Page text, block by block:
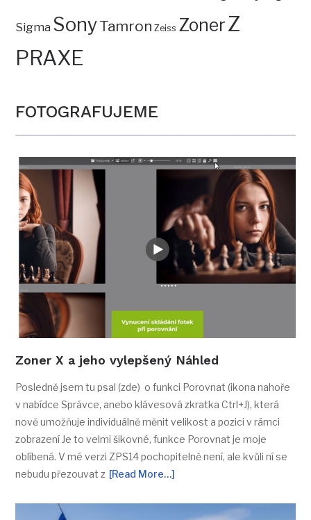
Sigma SonyTamron Zeiss ZonerZ
PRAXE
FOTOGRAFUJEME
Zoner X a jeho vylepšený Náhled
Posledně jsem tu psal (zde) o funkci Porovnat (ikona nahoře
v nabídce Správce, anebo klávesová zkratka Ctrl+J), která
nově umožňuje individuálně měnit velikost a pozici v rámci
zobrazení Je to velmi šikovné, funkce Porovnat je moje
oblíbená. V mé verzi ZPS14 pochopitelně není, ale kvůli ní se
nebudu přezouvat z [Read More…]